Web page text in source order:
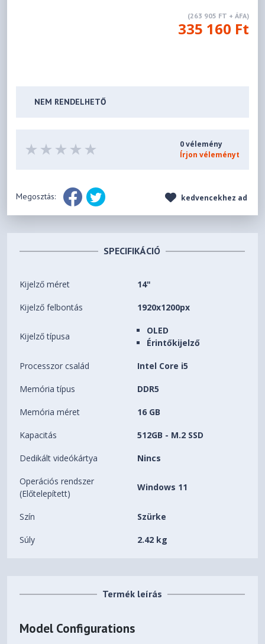
(263 905 FT + ÁFA)
335 160 Ft
NEM RENDELHETŐ
0 vélemény
Írjon véleményt
Megosztás: kedvencekhez ad
SPECIFIKÁCIÓ
Kijelző méret 14"
Kijelző felbontás 1920x1200px
Kijelző típusa
OLED
Érintőkijelző
Processzor család Intel Core i5
Memória típus DDR5
Memória méret 16 GB
Kapacitás 512GB - M.2 SSD
Dedikált videókártya Nincs
Operációs rendszer
(Előtelepített)
Windows 11
Szín Szürke
Súly 2.42 kg
Termék leírás
Model Configurations